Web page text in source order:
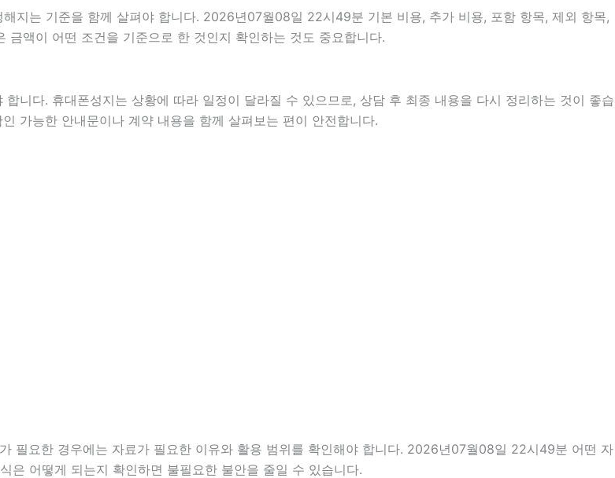
지는 기준을 함께 살펴야 합니다. 2026년07월08일 22시49분 기본 비용, 추가 비용, 포함 항목, 제외 항목,
액이 어떤 조건을 기준으로 한 것인지 확인하는 것도 중요합니다.
니다. 휴대폰성지는 상황에 따라 일정이 달라질 수 있으므로, 상담 후 최종 내용을 다시 정리하는 것이 좋습
가능한 안내문이나 계약 내용을 함께 살펴보는 편이 안전합니다.
필요한 경우에는 자료가 필요한 이유와 활용 범위를 확인해야 합니다. 2026년07월08일 22시49분 어떤 자
은 어떻게 되는지 확인하면 불필요한 불안을 줄일 수 있습니다.